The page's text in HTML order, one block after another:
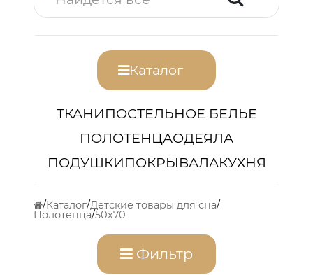
Каталог
ТКАНИПОСТЕЛЬНОЕ БЕЛЬЕ
ПОЛОТЕНЦАОДЕЯЛА
ПОДУШКИПОКРЫВАЛАКУХНЯ
Каталог Детские товары для сна
Полотенца 50х70
Фильтр